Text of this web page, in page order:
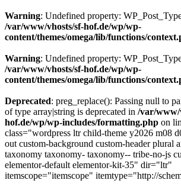
Warning: Undefined property:
/var/www/vhosts/sf-hof.de/wp/wp-
content/themes/omega/lib/functions/
Warning: Undefined property:
/var/www/vhosts/sf-hof.de/wp/wp-
content/themes/omega/lib/functions/
Deprecated: preg_replace(): Passing null to
of type array|string is deprecated in /var/www/
hof.de/wp/wp-includes/formatting.php on
class="wordpress ltr child-theme y2026 m08
out custom-background custom-header plural
taxonomy taxonomy- taxonomy-- tribe-no-js
elementor-default elementor-kit-35" dir="ltr"
itemscope="itemscope" itemtype="http://